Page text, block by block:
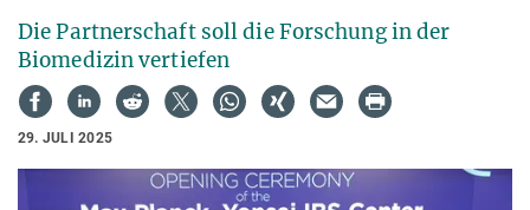
Die Partnerschaft soll die Forschung in der
Biomedizin vertiefen
29. JULI 2025